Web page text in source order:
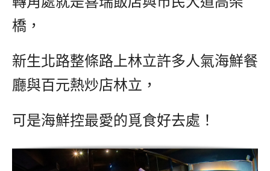
橋，
新生北路整條路上林立許多人氣海鮮餐
廳與百元熱炒店林立，
可是海鮮控最愛的覓食好去處！